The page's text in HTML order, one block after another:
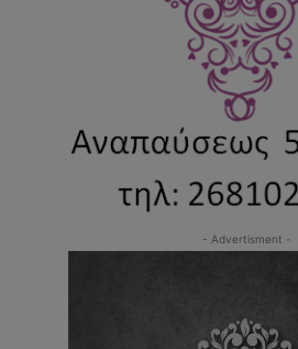
- Advertisment -